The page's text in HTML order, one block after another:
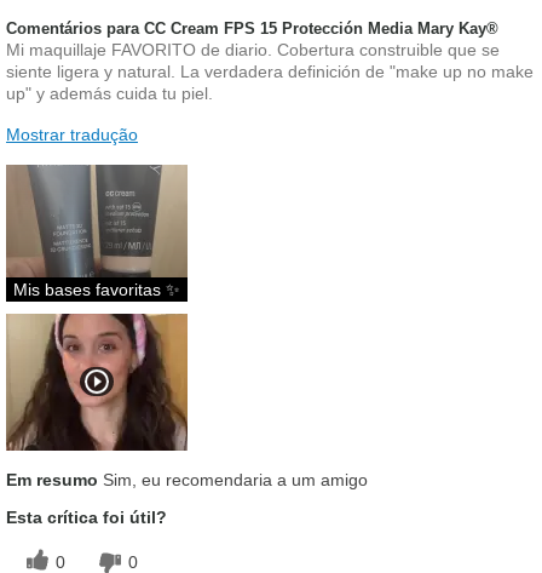
Comentários para CC Cream FPS 15 Protección Media Mary Kay®
Mi maquillaje FAVORITO de diario. Cobertura construible que se
siente ligera y natural. La verdadera definición de "make up no make
up" y además cuida tu piel.
Mostrar tradução
Mis bases favoritas ✨
Em resumo Sim, eu recomendaria a um amigo
Esta crítica foi útil?
0 0